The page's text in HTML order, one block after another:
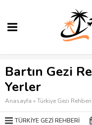
Bartın Gezi
Yerler
Anasayfa »Türkiye Gezi Rehberi
TÜRKIYE GEZI REHBERI